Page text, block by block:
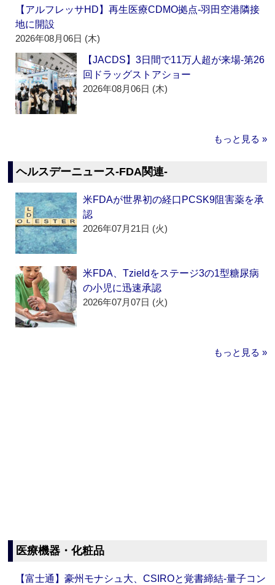
【アルフレッサHD】再生医療CDMO拠点‐羽田空港隣接
地に開設
2026年08月06日 (木)
【JACDS】3日間で11万人超が来場‐第26
回ドラッグストアショー
2026年08月06日 (木)
もっと見る »
ヘルスデーニュース‐FDA関連‐
米FDAが世界初の経口PCSK9阻害薬を承
認
2026年07月21日 (火)
米FDA、Tzieldをステージ3の1型糖尿病
の小児に迅速承認
2026年07月07日 (火)
もっと見る »
医療機器・化粧品
【富士通】豪州モナシュ大、CSIROと覚書締結‐量子コン